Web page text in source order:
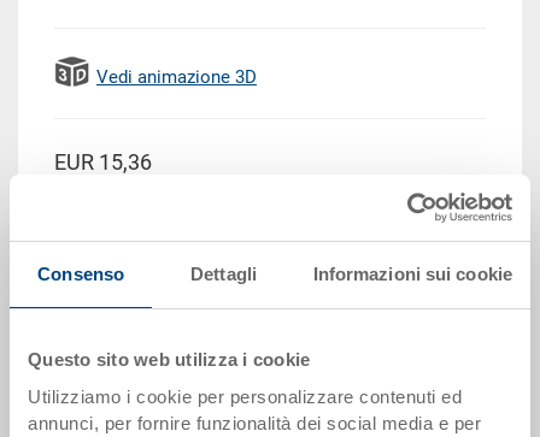
Consenso Dettagli Informazioni sui cookie
Questo sito web utilizza i cookie
Utilizziamo i cookie per personalizzare contenuti ed
annunci, per fornire funzionalità dei social media e per
Vedi animazione 3D
EUR 15,36
Il prodotto non può essere ordinato online:Richiedi
Scaglioni quantità
da 250 pezzi EUR 15,36